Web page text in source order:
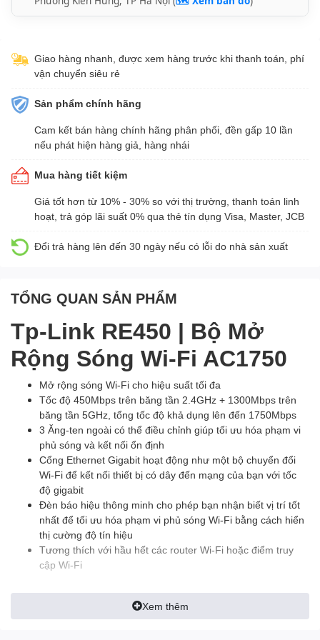
Giao hàng nhanh, được xem hàng trước khi thanh toán, phí
vận chuyển siêu rẻ
Sản phẩm chính hãng
Cam kết bán hàng chính hãng phân phối, đền gấp 10 lần
nếu phát hiện hàng giả, hàng nhái
Mua hàng tiết kiệm
Giá tốt hơn từ 10% - 30% so với thị trường, thanh toán linh
hoạt, trả góp lãi suất 0% qua thẻ tín dụng Visa, Master, JCB
Đổi trả hàng lên đến 30 ngày nếu có lỗi do nhà sản xuất
TỔNG QUAN SẢN PHẨM
Tp-Link RE450 | Bộ Mở
Rộng Sóng Wi-Fi AC1750
Mở rộng sóng Wi-Fi cho hiệu suất tối đa
Tốc độ 450Mbps trên băng tần 2.4GHz + 1300Mbps trên
băng tần 5GHz, tổng tốc độ khả dụng lên đến 1750Mbps
3 Ăng-ten ngoài có thể điều chỉnh giúp tối ưu hóa phạm vi
phủ sóng và kết nối ổn định
Cổng Ethernet Gigabit hoạt động như một bộ chuyển đổi
Wi-Fi để kết nối thiết bị có dây đến mạng của bạn với tốc
độ gigabit
Đèn báo hiệu thông minh cho phép bạn nhận biết vị trí tốt
nhất để tối ưu hóa phạm vi phủ sóng Wi-Fi bằng cách hiển
thị cường độ tín hiệu
Tương thích với hầu hết các router Wi-Fi hoặc điểm truy
cập Wi-Fi
Phạm vi phủ sóng lên đến 900 m2*
Xem thêm